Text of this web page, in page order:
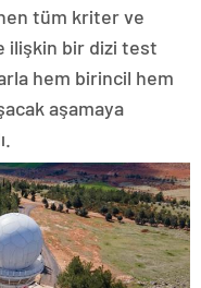
tüm kriter ve
ilişkin bir dizi test
hem birincil hem
aşamaya